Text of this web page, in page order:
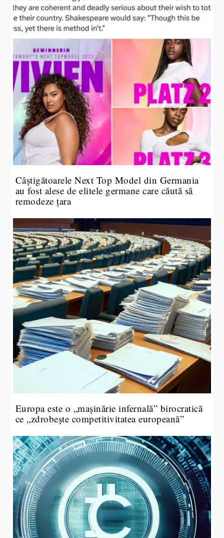
Câștigătoarele Next Top Model din Germania
au fost alese de elitele germane care căută să
remodeze țara
Europa este o „mașinărie infernală” birocratică
ce „zdrobește competitivitatea europeană”